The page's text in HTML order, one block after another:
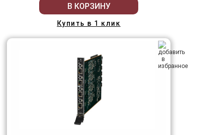
В КОРЗИНУ
Купить в 1 клик